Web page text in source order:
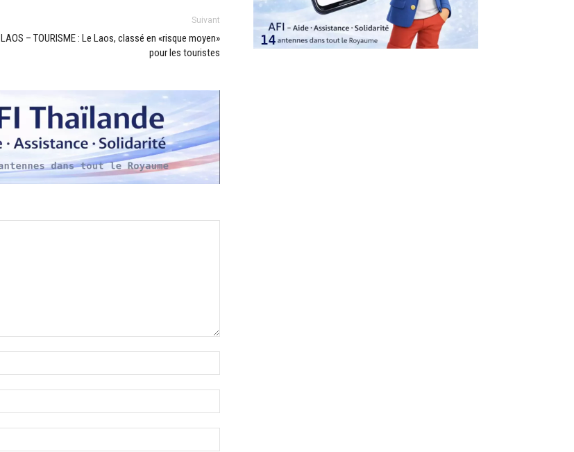
Suivant
LAOS – TOURISME : Le Laos, classé en «risque moyen»
pour les touristes